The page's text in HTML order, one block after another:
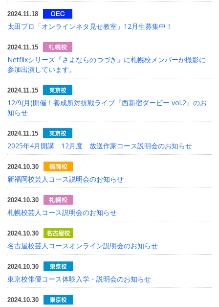
2024.11.18
太田プロ「オンラインネタ見せ教室」12月生募集中！
2024.11.15
Netflixシリーズ『さよならのつづき』に札幌校メンバーが撮影に
参加出演しています。
2024.11.15
12/9(月)開催！養成所対抗戦ライブ『西新宿ダービー vol.2』のお
知らせ
2024.11.15
2025年4月開講 12月度 放送作家コース説明会のお知らせ
2024.10.30
新福岡校芸人コース説明会のお知らせ
2024.10.30
札幌校芸人コース説明会のお知らせ
2024.10.30
名古屋校芸人コースオンライン説明会のお知らせ
2024.10.30
東京校俳優コース体験入学・説明会のお知らせ
2024.10.30